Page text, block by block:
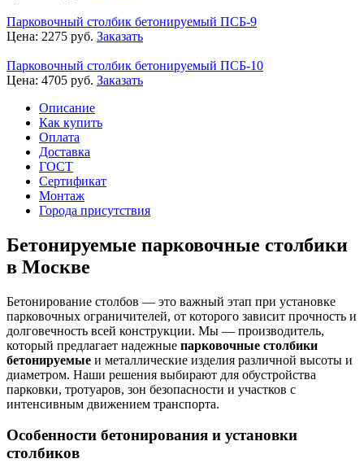
Парковочный столбик бетонируемый ПСБ-9
Цена: 2275 руб. Заказать
Парковочный столбик бетонируемый ПСБ-10
Цена: 4705 руб. Заказать
Описание
Как купить
Оплата
Доставка
ГОСТ
Сертификат
Монтаж
Города присутствия
Бетонируемые парковочные столбики
в Москве
Бетонирование столбов — это важный этап при установке
парковочных ограничителей, от которого зависит прочность и
долговечность всей конструкции. Мы — производитель,
который предлагает надежные парковочные столбики
бетонируемые и металлические изделия различной высоты и
диаметром. Наши решения выбирают для обустройства
парковки, тротуаров, зон безопасности и участков с
интенсивным движением транспорта.
Особенности бетонирования и установки
столбиков